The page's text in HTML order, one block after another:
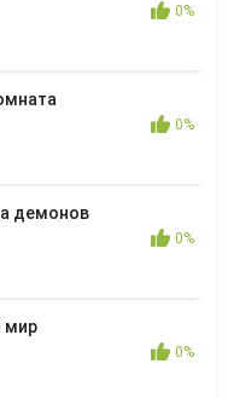
0%
0%
демонов
0%
мир
0%